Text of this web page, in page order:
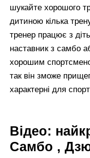
шукайте хорошого
дитиною кілька
тренер працює з
наставник з самбо
хорошим
так він зможе
характерні для
Відео:
Самбо ,